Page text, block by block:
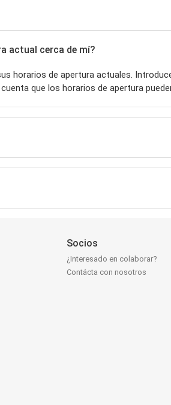
actual cerca de mí?
horarios de apertura actuales.
que los horarios de apertura
Socios
¿Interesado en colaborar?
Contácta con nosotros